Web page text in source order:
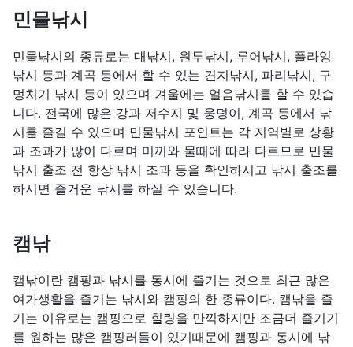
민물낚시
민물낚시의 종류로는 대낚시, 원투낚시, 루어낚시, 플라잉
낚시 등과 계곡 등에서 할 수 있는 견지낚시, 파리낚시, 구
멍치기 낚시 등이 있으며 겨울에는 얼음낚시를 할 수 있습
니다. 전국에 많은 강과 저수지 및 웅덩이, 계곡 등에서 낚
시를 즐길 수 있으며 민물낚시 포인트는 각 지역별로 상황
과 조과가 많이 다르며 미끼와 물때에 따라 다르므로 민물
낚시 출조 전 항상 낚시 조과 등을 확인하시고 낚시 출조를
하시면 즐거운 낚시를 하실 수 있습니다.
캠낚
캠낚이란 캠핑과 낚시를 동시에 즐기는 것으로 최근 많은
여가생활을 즐기는 낚시와 캠핑의 한 종류이다. 캠낚을 즐
기는 이유로는 캠핑으로 힐링을 만끽하지만 조금더 즐기기
를 원하는 많은 캠핑러들이 있기때문에 캠핑과 동시에 낚